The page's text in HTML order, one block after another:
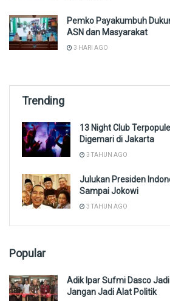
Pemko Payakumbuh
ASN dan Masyarakat
3 HARI AGO
Trending
13 Night Club
Digemari di Jakarta
3 TAHUN AGO
Julukan Presiden
Sampai Jokowi
3 TAHUN AGO
Popular
Adik Ipar Sufmi Dasco
Jangan Jadi Alat Politik